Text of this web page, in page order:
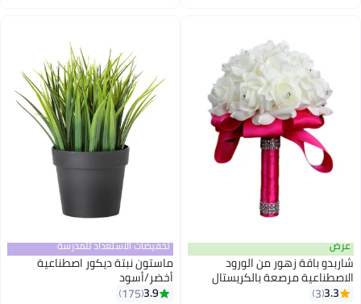
عرض
شاربدو باقة زهور من الورود
الاصطناعية مرصعة بالكريستال
أبيض/ وردي 25سم
3.3
3
تخفيضات الاستعداد للمدرسة
ماستون نبتة ديكور اصطناعية
أخضر/أسود
3.9
175